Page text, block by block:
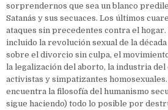
sorprendernos que sea un blanco
Satanás y sus secuaces. Los últimos
ataques sin precedentes contra el hogar.
incluido la revolución sexual de la
sobre el divorcio sin culpa, el
la legalización del aborto, la industria
activistas y simpatizantes
encuentra la filosofía del humanismo
sigue haciendo) todo lo posible por